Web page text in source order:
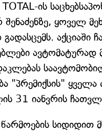
ის
შენაძენზე, ყოველ
გადასცემს. აქციაში
ავტომატურად
"პრემიქსის"
31 იანვრის
წარმოების